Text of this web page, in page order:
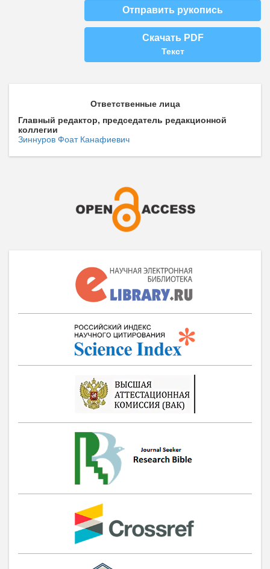
Отправить рукопись
Скачать PDF
Текст
Ответственные лица
Главный редактор, председатель редакционной
коллегии
Зиннуров Фоат Канафиевич